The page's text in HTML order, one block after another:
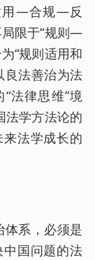
用—合规—反
局限于“规则—
“规则适用和
良法善治为法
法律思维”境
法学方法论的
法学成长的
体系，必须是
国问题的法